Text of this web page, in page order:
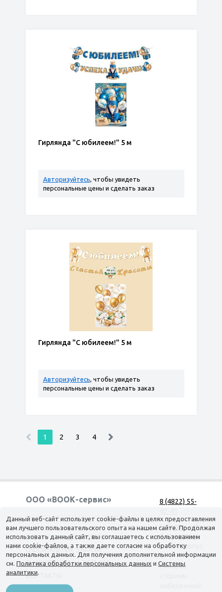
Гирлянда "С юбилеем!" 5 м
Авторизуйтесь, чтобы увидеть
персональные цены и сделать заказ
Гирлянда "С юбилеем!" 5 м
Авторизуйтесь, чтобы увидеть
персональные цены и сделать заказ
1 2 3 4
ООО «ВООК-сервис»
Согласие на обработку персональных данных
КАТАЛОГ
ДОСТАВКА
ОФОРМЛЕНИЕ ЗАКАЗА
О КОМПАНИИ
ТОП-500
КОНТАКТЫ
8 (4822) 55-
г. Тверь, наб.
А. Никитина,
д. 144 корпус
1
(вход со
Данный веб-сайт использует cookie-файлы в целях предоставления
вам лучшего пользовательского опыта на нашем сайте. Продолжая
использовать данный сайт, вы соглашаетесь с использованием
нами cookie-файлов, а также даете согласие на обработку
персональных данных. Для получения дополнительной информации
см. Политика обработки персональных данных и Системы
аналитики